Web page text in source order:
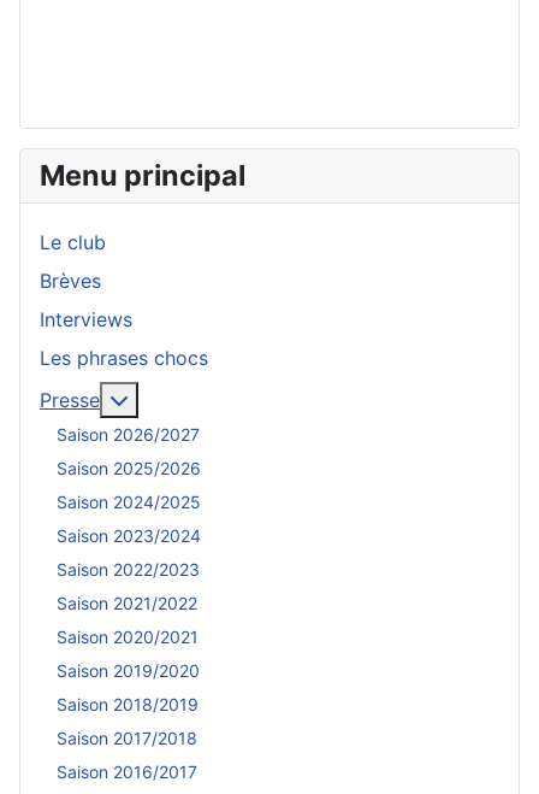
Menu principal
Le club
Brèves
Interviews
Les phrases chocs
Presse
Saison 2026/2027
Saison 2025/2026
Saison 2024/2025
Saison 2023/2024
Saison 2022/2023
Saison 2021/2022
Saison 2020/2021
Saison 2019/2020
Saison 2018/2019
Saison 2017/2018
Saison 2016/2017